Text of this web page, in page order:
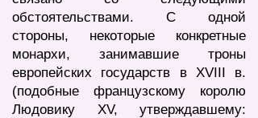
обстоятельствами. С одной
стороны, некоторые конкретные
монархи, занимавшие троны
европейских государств в XVIII в.
(подобные французскому королю
Людовику XV, утверждавшему: